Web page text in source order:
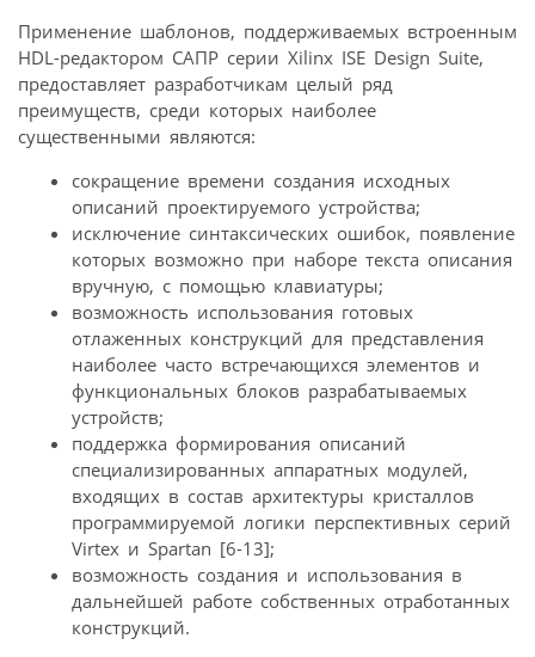
Применение шаблонов, поддерживаемых встроенным
HDL-редактором САПР серии Xilinx ISE Design Suite,
предоставляет разработчикам целый ряд
преимуществ, среди которых наиболее
существенными являются:
сокращение времени создания исходных
описаний проектируемого устройства;
исключение синтаксических ошибок, появление
которых возможно при наборе текста описания
вручную, с помощью клавиатуры;
возможность использования готовых
отлаженных конструкций для представления
наиболее часто встречающихся элементов и
функциональных блоков разрабатываемых
устройств;
поддержка формирования описаний
специализированных аппаратных модулей,
входящих в состав архитектуры кристаллов
программируемой логики перспективных серий
Virtex и Spartan [6-13];
возможность создания и использования в
дальнейшей работе собственных отработанных
конструкций.